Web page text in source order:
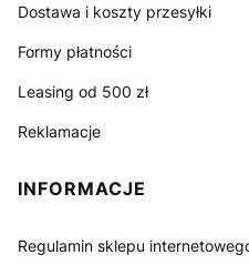
Dostawa i koszty przesyłki
Formy płatności
Leasing od 500 zł
Reklamacje
INFORMACJE
Regulamin sklepu